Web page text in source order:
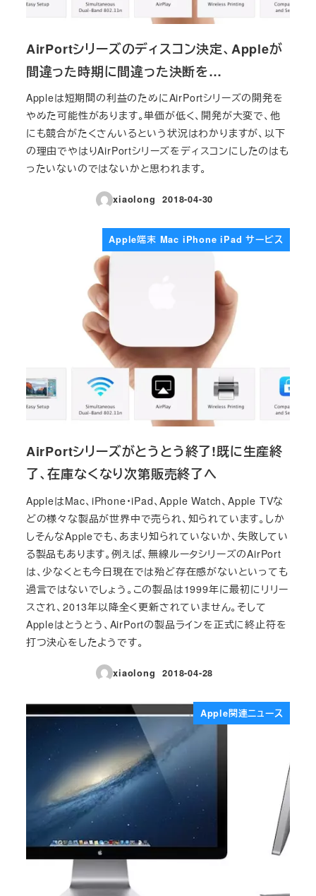
AirPortシリーズのディスコン決定、Appleが
間違った時期に間違った決断を…
Appleは短期間の利益のためにAirPortシリーズの開発を
やめた可能性があります。単価が低く、開発が大変で、他
にも競合がたくさんいるという状況はわかりますが、以下
の理由でやはりAirPortシリーズをディスコンにしたのはも
ったいないのではないかと思われます。
xiaolong
投稿日
2018-04-30
Apple端末 Mac iPhone iPad サービス
AirPortシリーズがとうとう終了!既に生産終
了、在庫なくなり次第販売終了へ
AppleはMac、iPhone・iPad、Apple Watch、Apple TVな
どの様々な製品が世界中で売られ、知られています。しか
しそんなAppleでも、あまり知られていないか、失敗してい
る製品もあります。例えば、無線ルータシリーズのAirPort
は、少なくとも今日現在では殆ど存在感がないといっても
過言ではないでしょう。この製品は1999年に最初にリリー
スされ、2013年以降全く更新されていません。そして
Appleはとうとう、AirPortの製品ラインを正式に終止符を
打つ決心をしたようです。
xiaolong
投稿日
2018-04-28
Apple関連ニュース